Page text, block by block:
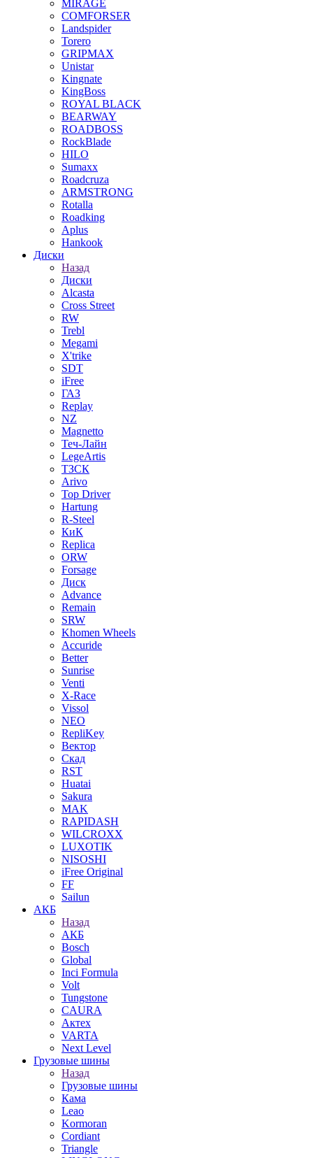
MIRAGE
COMFORSER
Landspider
Torero
GRIPMAX
Unistar
Kingnate
KingBoss
ROYAL BLACK
BEARWAY
ROADBOSS
RockBlade
HILO
Sumaxx
Roadcruza
ARMSTRONG
Rotalla
Roadking
Aplus
Hankook
Диски
Назад
Диски
Alcasta
Cross Street
RW
Trebl
Megami
X'trike
SDT
iFree
ГАЗ
Replay
NZ
Magnetto
Теч-Лайн
LegeArtis
ТЗСК
Arivo
Top Driver
Hartung
R-Steel
КиК
Replica
ORW
Forsage
Диск
Advance
Remain
SRW
Khomen Wheels
Accuride
Better
Sunrise
Venti
X-Race
Vissol
NEO
RepliKey
Вектор
Скад
RST
Huatai
Sakura
MAK
RAPIDASH
WILCROXX
LUXOTIK
NISOSHI
iFree Original
FF
Sailun
АКБ
Назад
АКБ
Bosch
Global
Inci Formula
Volt
Tungstone
CAURA
Актех
VARTA
Next Level
Грузовые шины
Назад
Грузовые шины
Кама
Leao
Kormoran
Cordiant
Triangle